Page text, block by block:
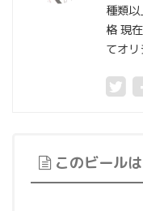
種類
格 現
てオ
このビール